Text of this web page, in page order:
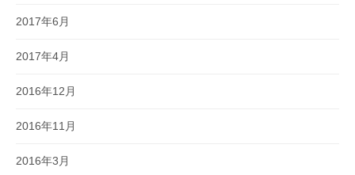
2017年6月
2017年4月
2016年12月
2016年11月
2016年3月